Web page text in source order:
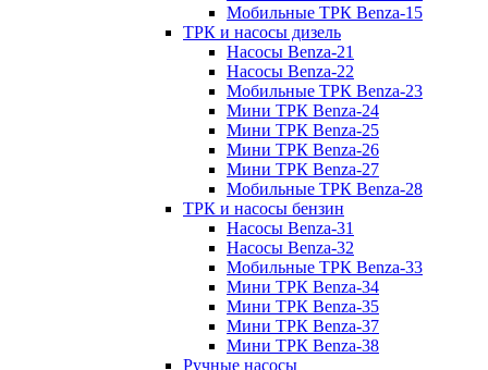
Мобильные ТРК Benza-15
ТРК и насосы дизель
Насосы Benza-21
Насосы Benza-22
Мобильные ТРК Benza-23
Мини ТРК Benza-24
Мини ТРК Benza-25
Мини ТРК Benza-26
Мини ТРК Benza-27
Мобильные ТРК Benza-28
ТРК и насосы бензин
Насосы Benza-31
Насосы Benza-32
Мобильные ТРК Benza-33
Мини ТРК Benza-34
Мини ТРК Benza-35
Мини ТРК Benza-37
Мини ТРК Benza-38
Ручные насосы